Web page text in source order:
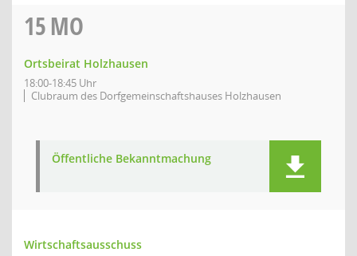
15MO
Ortsbeirat Holzhausen
18:00-18:45 Uhr
Clubraum des Dorfgemeinschaftshauses Holzhausen
Öffentliche Bekanntmachung
Wirtschaftsausschuss